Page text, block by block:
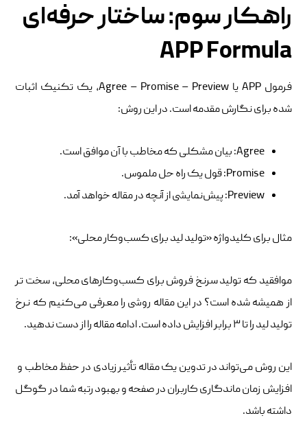
راهکار سوم: ساختار حرفه‌ای
APP Formula
فرمول APP یا Agree – Promise – Preview، یک تکنیک اثبات
‌شده برای نگارش مقدمه است. در این روش:
Agree: بیان مشکلی که مخاطب با آن موافق است.
Promise: قول یک راه‌ حل ملموس.
Preview: پیش‌نمایشی از آنچه در مقاله خواهد آمد.
مثال برای کلیدواژه «تولید لید برای کسب‌وکار محلی»:
موافقید که تولید سرنخ فروش برای کسب‌وکارهای محلی، سخت ‌تر
از همیشه شده است؟ در این مقاله روشی را معرفی می‌کنیم که نرخ
تولید لید را تا ۳ برابر افزایش داده است. ادامه مقاله را از دست ندهید.
این روش می‌تواند در تدوین یک مقاله تأثیر زیادی در حفظ مخاطب و
افزایش زمان ماندگاری کاربران در صفحه و بهبود رتبه شما در گوگل
داشته باشد.